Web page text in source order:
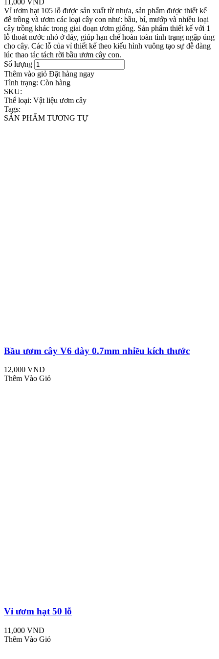
Vỉ ươm hạt 105 lỗ được sản xuất từ nhựa, sản phẩm được thiết kế
để trồng và ươm các loại cây con như: bầu, bí, mướp và nhiều loại
cây trồng khác trong giai đoạn ươm giống. Sản phẩm thiết kế với 1
lỗ thoát nước nhỏ ở đáy, giúp hạn chế hoàn toàn tình trạng ngập úng
cho cây. Các lỗ của vỉ thiết kế theo kiểu hình vuông tạo sự dễ dàng
lúc thao tác tách rời bầu ươm cây con.
Số lượng
Thêm vào giỏ Đặt hàng ngay
Tình trạng: Còn hàng
SKU:
Thể loại: Vật liệu ươm cây
Tags:
SẢN PHẨM TƯƠNG TỰ
Bầu ươm cây V6 dày 0.7mm nhiều kích thước
12,000 VND
Thêm Vào Giỏ
Vỉ ươm hạt 50 lỗ
11,000 VND
Thêm Vào Giỏ